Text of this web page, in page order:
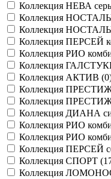
Коллекция НЕВА
Коллекция
Коллекция
Коллекция ПЕРСЕЙ
Коллекция РИО
Коллекция
Коллекция АКТИВ (0
Коллекция
Коллекция
Коллекция ДИАНА
Коллекция РИО
Коллекция РИО
Коллекция ПЕРСЕЙ
Коллекция СПОРТ (
Коллекция